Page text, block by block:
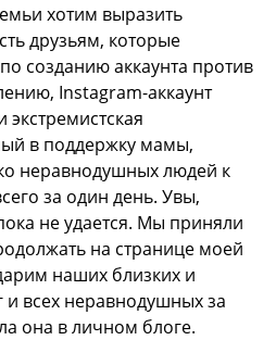
хотим выразить
друзьям, которые
созданию аккаунта против
Instagram-аккаунт
в поддержку мамы,
неравнодушных людей к
за один день. Увы,
не удается. Мы приняли
на странице моей
наших близких и
и всех неравнодушных за
она в личном блоге.